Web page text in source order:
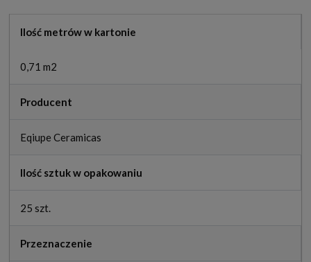
Ilość metrów w kartonie
0,71 m2
Producent
Eqiupe Ceramicas
Ilość sztuk w opakowaniu
25 szt.
Przeznaczenie